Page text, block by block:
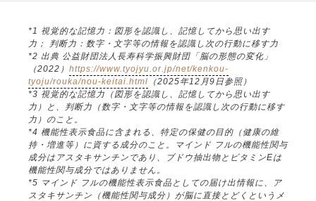
*1 視覚的な記憶力：図形を認識し、記憶してから思い出す
力； 判断力：数字・文字等の情報を認識し次の行動に移す力
*2 出典 公益財団法人長寿科学振興財団「脳の形態の変化」
（2022） https://www.tyojyu.or.jp/net/kenkou-
tyoju/rouka/nou-keitai.html （2025年12月9日参照）
*3 視覚的な記憶力（図形を認識し、記憶してから思い出す
力）と、判断力（数字・文字等の情報を認識し次の行動に移す
力）のこと。
*4 機能性表示食品に含まれる、特定の保健の目的（健康の維
持・増進等）に資する成分のこと。マインド フルの機能性関与
成分はアスタキサンチンであり、ブドウ抽出物とビタミンEは
機能性関与成分ではありません。
*5 マインド フルの機能性表示食品としての届け出情報に、ア
スタキサンチン（機能性関与成分）が脳に直接とどくというメ